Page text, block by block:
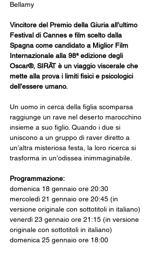
Bellamy
Vincitore del Premio della Giuria all’ultimo
Festival di Cannes e film scelto dalla
Spagna come candidato a Miglior Film
Internazionale alla 98ª edizione degli
Oscar®, SIRĀT è un viaggio viscerale che
mette alla prova i limiti fisici e psicologici
dell’essere umano.
Un uomo in cerca della figlia scomparsa
raggiunge un rave nel deserto marocchino
insieme a suo figlio. Quando i due si
uniscono a un gruppo di raver diretto a
un’altra misteriosa festa, la loro ricerca si
trasforma in un’odissea inimmaginabile.
Programmazione:
domenica 18 gennaio ore 20:30
mercoledì 21 gennaio ore 20:45 (in
versione originale con sottotitoli in italiano)
venerdì 23 gennaio ore 21:15 (in versione
originale con sottotitoli in italiano)
domenica 25 gennaio ore 18:00